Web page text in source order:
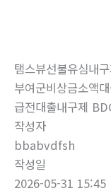
탬스뷰선불유심내
부여군비상금소액
급전대출내구제
작성자
bbabvdfsh
작성일
2026-05-31 15:45